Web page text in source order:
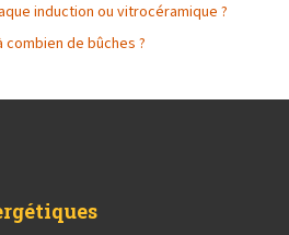
induction ou vitrocéramique ?
de bûches ?